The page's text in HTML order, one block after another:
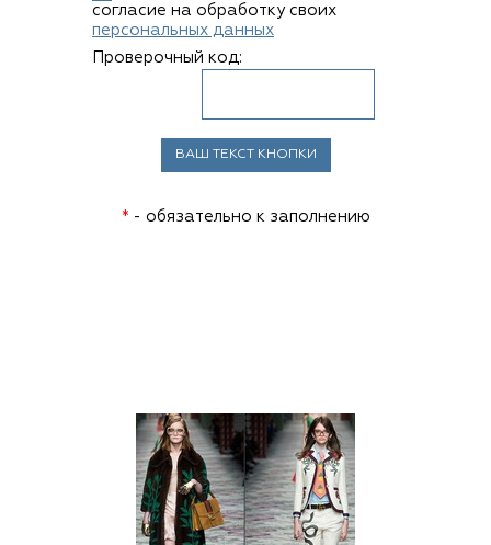
согласие на обработку своих
персональных данных
Проверочный код:
* - обязательно к заполнению